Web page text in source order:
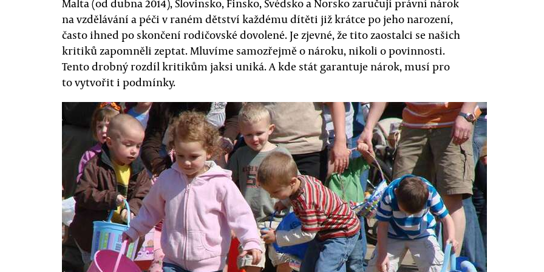
Malta (od dubna 2014), Slovinsko, Finsko, Švédsko a Norsko zaručují právní nárok
na vzdělávání a péči v raném dětství každému dítěti již krátce po jeho narození,
často ihned po skončení rodičovské dovolené. Je zjevné, že tito zaostalci se našich
kritiků zapomněli zeptat. Mluvíme samozřejmě o nároku, nikoli o povinnosti.
Tento drobný rozdíl kritikům jaksi uniká. A kde stát garantuje nárok, musí pro
to vytvořit i podmínky.